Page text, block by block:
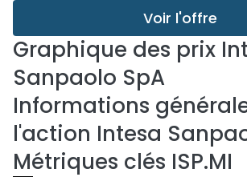
Voir l'offre
Graphique des prix
Sanpaolo SpA
Informations
l'action Intesa
Métriques clés ISP.MI